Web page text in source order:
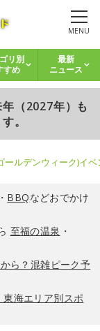
MENU
リ別
すめ
最新
ニュース
（2027年）も
。
ールデンウィーク)イ
・ BBQなどおでかけ
至福の温泉 ・
ら？混雑ピーク予
海エリア別スポ